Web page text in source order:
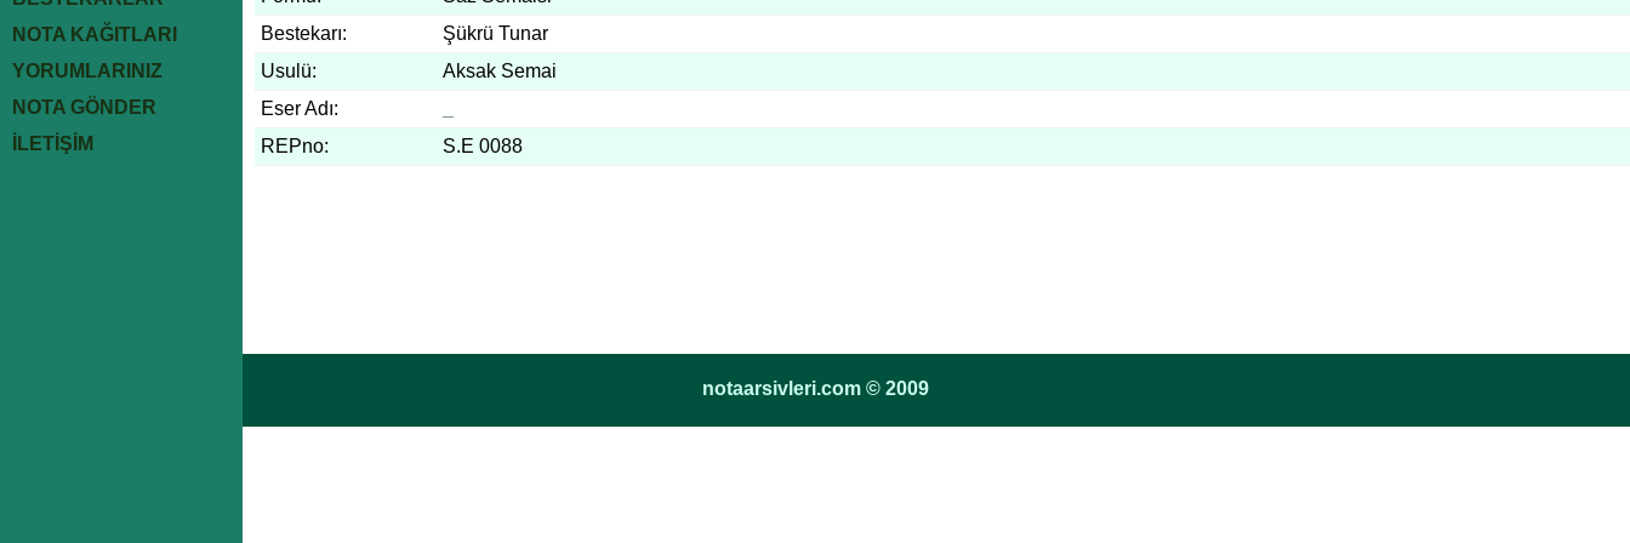
NOTA KAĞITLARI
YORUMLARINIZ
NOTA GÖNDER
İLETİŞİM
Bestekarı:
Şükrü Tunar
Usulü:
Aksak Semai
Eser Adı:
REPno:
S.E 0088
notaarsivleri.com © 2009